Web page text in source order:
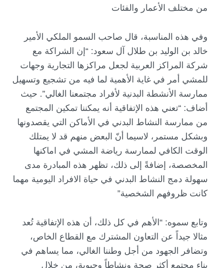
من مختلف الأعمار والفئات
وفي هذه المناسبة، قال صاحب السمو الملكي الأمير
خالد بن الوليد بن طلال آل سعود: “إن الشراكة مع
شركة المراكز العربية لجعل مراكزها التجارية وجهات
للمشي أمر في غاية الأهمية لما فيه من تشجيع وتسهيل
ممارسة الأنشطة البدنية لأفراد مجتمعنا الغالي”. حيث
أضاف: “تعني هذه الإتفاقية أنه يمكننا تمكين المجتمع
من ممارسة النشاط البدني في الأماكن التي يقصدونها
وبشكل مستمر، لاسيما أنّ البعض منهم قد لا يمتلك
الوقت الكافي لممارسة رياضة المشي في اماكنها
المخصصة، إضافةً إلى ذلك، تظهر هذه المبادرة مدى
سهولة دمج النشاط البدني في حياة الافراد اليومية مهما
كانت ظروفهم الشخصية”
وتابع سموه: “الأهم في كل ذلك، أن هذه الإتفاقية تُعد
مثالا جيداً عن التعاون المشترك مع القطاع الخاص،
وتضافر الجهود من أجل وطننا الغالي، مما يساهم في
بناء مجتمع أكثر صحة ونشاطاً وحيوية، من خلال